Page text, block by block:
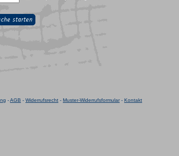
-AGB - Widerrufsrecht - Muster-Widerrufsformular- Kontakt